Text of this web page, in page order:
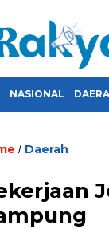
NASIONAL
/ Daerah